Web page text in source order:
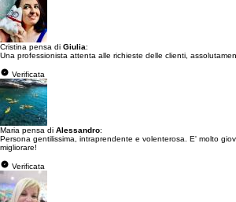
Cristina pensa di Giulia:
Una professionista attenta alle richieste delle clienti,
Verificata
Maria pensa di Alessandro:
Persona gentilissima, intraprendente e volenterosa. E' molto
migliorare!
Verificata